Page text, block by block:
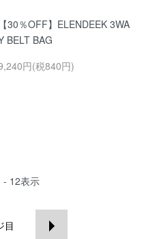
【30％OFF】ELENDEEK 3WA
BELT BAG
円(税840円)
- 12表示
目